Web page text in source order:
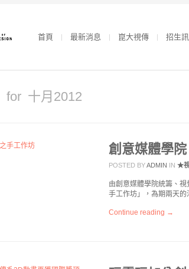
首頁 最新消息 崑大視傳 招生
for 十月2012
創意媒體學
POSTED BYADMIN IN ★
由創意媒體學院統籌、
手工作坊」，為期兩天
Continue reading →